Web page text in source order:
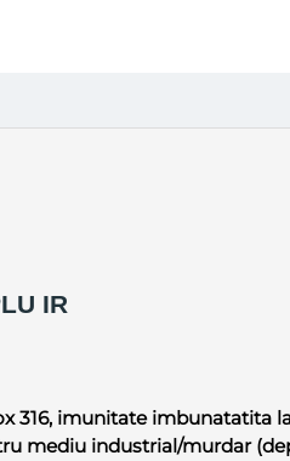
IR
316, imunitate imbunatatita
mediu industrial/murdar